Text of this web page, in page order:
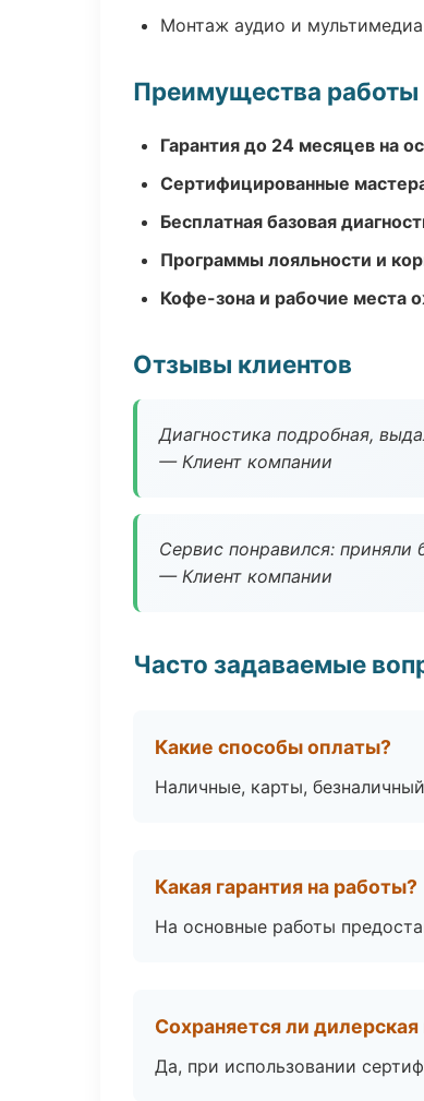
Монтаж аудио и мультимедиа
Преимущества работы
Гарантия до 24 месяцев на
Сертифицированные
Бесплатная базовая
Программы лояльности и
Кофе-зона и рабочие места
Отзывы клиентов
Диагностика подробная,
— Клиент компании
Сервис понравился: приняли
— Клиент компании
Часто задаваемые
Какие способы оплаты?
Наличные, карты,
Какая гарантия на работы?
На основные работы
Сохраняется ли дилерская
Да, при использовании